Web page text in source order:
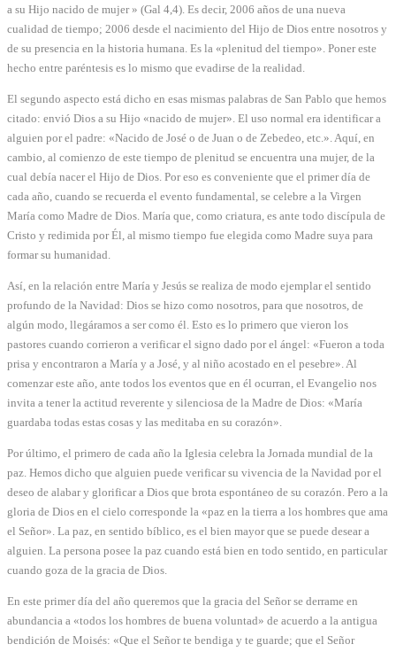
a su Hijo nacido de mujer » (Gal 4,4). Es decir, 2006 años de una nueva
cualidad de tiempo; 2006 desde el nacimiento del Hijo de Dios entre nosotros y
de su presencia en la historia humana. Es la «plenitud del tiempo». Poner este
hecho entre paréntesis es lo mismo que evadirse de la realidad.
El segundo aspecto está dicho en esas mismas palabras de San Pablo que hemos
citado: envió Dios a su Hijo «nacido de mujer». El uso normal era identificar a
alguien por el padre: «Nacido de José o de Juan o de Zebedeo, etc.». Aquí, en
cambio, al comienzo de este tiempo de plenitud se encuentra una mujer, de la
cual debía nacer el Hijo de Dios. Por eso es conveniente que el primer día de
cada año, cuando se recuerda el evento fundamental, se celebre a la Virgen
María como Madre de Dios. María que, como criatura, es ante todo discípula de
Cristo y redimida por Él, al mismo tiempo fue elegida como Madre suya para
formar su humanidad.
Así, en la relación entre María y Jesús se realiza de modo ejemplar el sentido
profundo de la Navidad: Dios se hizo como nosotros, para que nosotros, de
algún modo, llegáramos a ser como él. Esto es lo primero que vieron los
pastores cuando corrieron a verificar el signo dado por el ángel: «Fueron a toda
prisa y encontraron a María y a José, y al niño acostado en el pesebre». Al
comenzar este año, ante todos los eventos que en él ocurran, el Evangelio nos
invita a tener la actitud reverente y silenciosa de la Madre de Dios: «María
guardaba todas estas cosas y las meditaba en su corazón».
Por último, el primero de cada año la Iglesia celebra la Jornada mundial de la
paz. Hemos dicho que alguien puede verificar su vivencia de la Navidad por el
deseo de alabar y glorificar a Dios que brota espontáneo de su corazón. Pero a la
gloria de Dios en el cielo corresponde la «paz en la tierra a los hombres que ama
el Señor». La paz, en sentido bíblico, es el bien mayor que se puede desear a
alguien. La persona posee la paz cuando está bien en todo sentido, en particular
cuando goza de la gracia de Dios.
En este primer día del año queremos que la gracia del Señor se derrame en
abundancia a «todos los hombres de buena voluntad» de acuerdo a la antigua
bendición de Moisés: «Que el Señor te bendiga y te guarde; que el Señor